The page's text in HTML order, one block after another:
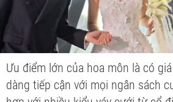
Ưu điểm lớn của hoa môn là có
dàng tiếp cận với mọi ngân sách